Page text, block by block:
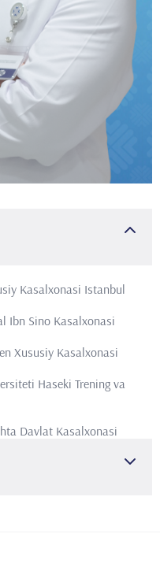
Kasalxonasi Istanbul
Ibn Sino Kasalxonasi
Xususiy Kasalxonasi
Haseki Trening va
Davlat Kasalxonasi